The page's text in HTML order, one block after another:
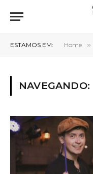
ESTAMOS EM: Home »
NAVEGANDO: